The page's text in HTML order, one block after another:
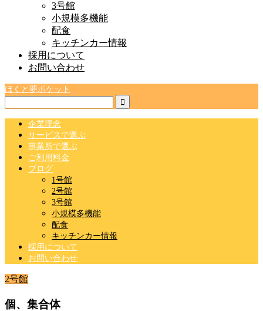
3号館
小規模多機能
配食
キッチンカー情報
採用について
お問い合わせ
ほくと夢ポケット
企業理念
サービスで選ぶ
事業所で選ぶ
ご利用料金
ブログ
1号館
2号館
3号館
小規模多機能
配食
キッチンカー情報
採用について
お問い合わせ
2号館
個、集合体